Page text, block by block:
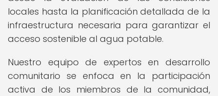
locales hasta la planificación detallada de la
infraestructura necesaria para garantizar el
acceso sostenible al agua potable.
Nuestro equipo de expertos en desarrollo
comunitario se enfoca en la participación
activa de los miembros de la comunidad,